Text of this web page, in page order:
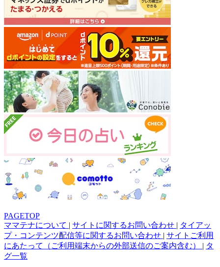
PAGETOP
ママテナについて | サイトに関するお問い合わせ | タイアッ
プ・コンテンツ配信等に関するお問い合わせ | サイトご利用
にあたって（ご利用端末からの外部送信のご案内含む） | タ
グ一覧